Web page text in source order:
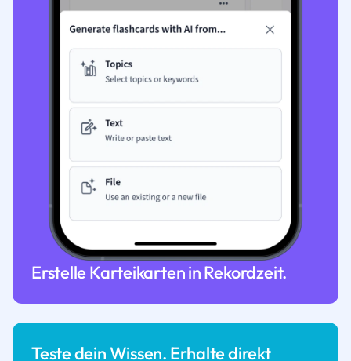
Erstelle Karteikarten in Rekordzeit.
Teste dein Wissen. Erhalte direkt